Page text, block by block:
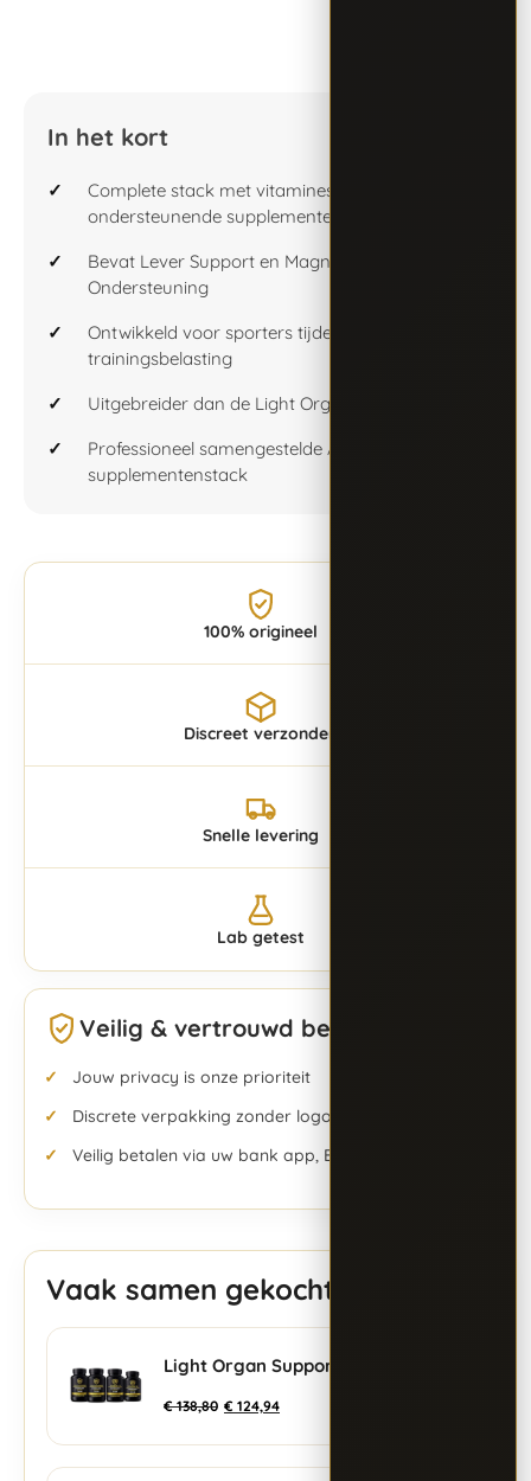
In het kort
Complete stack met vitamines, mineralen en
ondersteunende supplementen
Bevat Lever Support en Magnesium
Ondersteuning
Ontwikkeld voor sporters tijdens intensieve
trainingsbelasting
Uitgebreider dan de Light Organ Support Stack
Professioneel samengestelde Alpha
supplementenstack
100% origineel
Discreet verzonden
Snelle levering
Lab getest
Veilig & vertrouwd bestellen
Jouw privacy is onze prioriteit
Discrete verpakking zonder logo’s
Veilig betalen via uw bank app, Bancontact & meer
Vaak samen gekocht
Light Organ Support Stack
€138,80 € 124,94